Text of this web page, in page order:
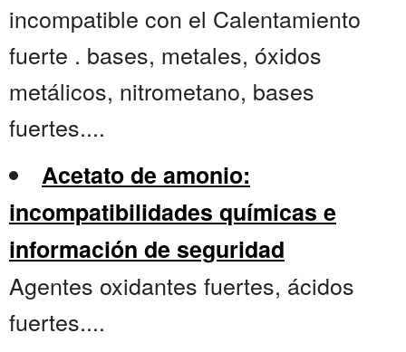
incompatible con el Calentamiento
fuerte . bases, metales, óxidos
metálicos, nitrometano, bases
fuertes....
Acetato de amonio:
incompatibilidades químicas e
información de seguridad
Agentes oxidantes fuertes, ácidos
fuertes....